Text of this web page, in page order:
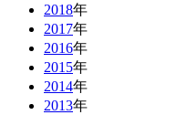
2018年
2017年
2016年
2015年
2014年
2013年